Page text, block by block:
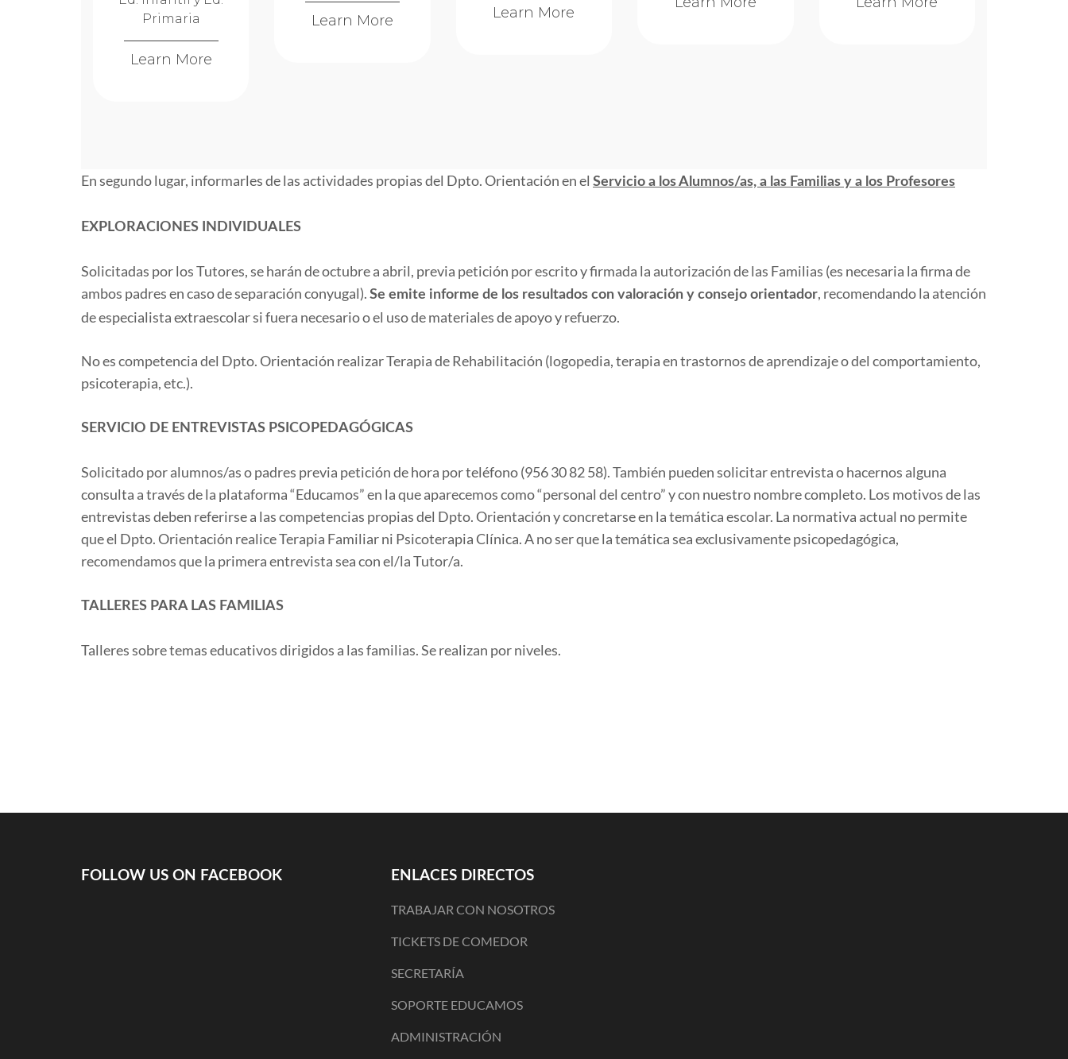
Primaria
Learn More
Learn More Learn More
En segundo lugar, informarles de las actividades propias del Dpto. Orientación en el Servicio a los Alumnos/as, a las Familias y a los Profesores
EXPLORACIONES INDIVIDUALES
Solicitadas por los Tutores, se harán de octubre a abril, previa petición por escrito y firmada la autorización de las Familias (es necesaria la firma de
ambos padres en caso de separación conyugal). Se emite informe de los resultados con valoración y consejo orientador, recomendando la atención
de especialista extraescolar si fuera necesario o el uso de materiales de apoyo y refuerzo.
No es competencia del Dpto. Orientación realizar Terapia de Rehabilitación (logopedia, terapia en trastornos de aprendizaje o del comportamiento,
psicoterapia, etc.).
SERVICIO DE ENTREVISTAS PSICOPEDAGÓGICAS
Solicitado por alumnos/as o padres previa petición de hora por teléfono (956 30 82 58). También pueden solicitar entrevista o hacernos alguna
consulta a través de la plataforma “Educamos” en la que aparecemos como “personal del centro” y con nuestro nombre completo. Los motivos de las
entrevistas deben referirse a las competencias propias del Dpto. Orientación y concretarse en la temática escolar. La normativa actual no permite
que el Dpto. Orientación realice Terapia Familiar ni Psicoterapia Clínica. A no ser que la temática sea exclusivamente psicopedagógica,
recomendamos que la primera entrevista sea con el/la Tutor/a.
TALLERES PARA LAS FAMILIAS
Talleres sobre temas educativos dirigidos a las familias. Se realizan por niveles.
FOLLOW US ON FACEBOOK ENLACES DIRECTOS
TRABAJAR CON NOSOTROS
TICKETS DE COMEDOR
SECRETARÍA
SOPORTE EDUCAMOS
ADMINISTRACIÓN